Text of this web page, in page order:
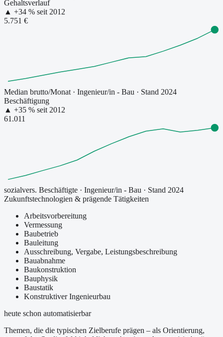
Gehaltsverlauf
▲ +34 % seit 2012
5.751 €
Median brutto/Monat · Ingenieur/in - Bau · Stand 2024
Beschäftigung
▲ +35 % seit 2012
61.011
sozialvers. Beschäftigte · Ingenieur/in - Bau · Stand 2024
Zukunftstechnologien & prägende Tätigkeiten
Arbeitsvorbereitung
Vermessung
Baubetrieb
Bauleitung
Ausschreibung, Vergabe, Leistungsbeschreibung
Bauabnahme
Baukonstruktion
Bauphysik
Baustatik
Konstruktiver Ingenieurbau
heute schon automatisierbar
Themen, die die typischen Zielberufe prägen – als Orientierung,